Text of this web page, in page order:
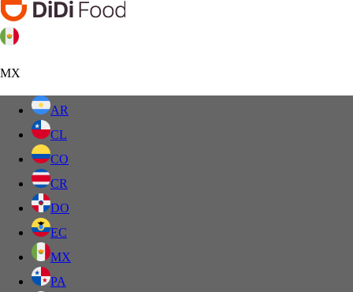
MX
AR
CL
CO
CR
DO
EC
MX
PA